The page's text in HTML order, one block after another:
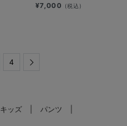
¥7,000 (税込)
4
キッズ パンツ